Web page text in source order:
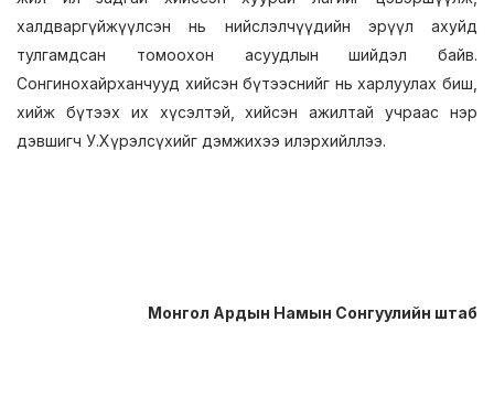
халдваргүйжүүлсэн нь нийслэлчүүдийн эрүүл ахуйд
тулгамдсан томоохон асуудлын шийдэл байв.
Сонгинохайрханчууд хийсэн бүтээснийг нь харлуулах биш,
хийж бүтээх их хүсэлтэй, хийсэн ажилтай учраас нэр
дэвшигч У.Хүрэлсүхийг дэмжихээ илэрхийллээ.
Монгол Ардын Намын Сонгуулийн штаб